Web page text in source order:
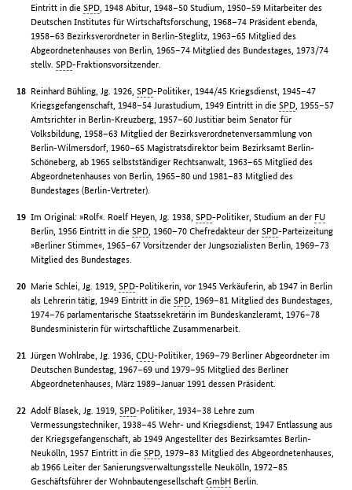
Eintritt in dieSPD , 1948 Abitur, 1948–50 Studium, 1950–59 Mitarbeiter des
Deutschen Institutes für Wirtschaftsforschung, 1968–74 Präsident ebenda,
1958–63 Bezirksverordneter in Berlin-Steglitz, 1963–65 Mitglied des
Abgeordnetenhauses von Berlin, 1965–74 Mitglied des Bundestages, 1973/74
stellv.SPD-Fraktionsvorsitzender.
Reinhard Bühling, Jg. 1926,SPD-Politiker, 1944/45 Kriegsdienst, 1945–47
Kriegsgefangenschaft, 1948–54 Jurastudium, 1949 Eintritt in dieSPD , 1955–57
Amtsrichter in Berlin-Kreuzberg, 1957–60 Justitiar beim Senator für
Volksbildung, 1958–63 Mitglied der Bezirksverordnetenversammlung von
Berlin-Wilmersdorf, 1960–65 Magistratsdirektor beim Bezirksamt Berlin-
Schöneberg, ab 1965 selbstständiger Rechtsanwalt, 1963–65 Mitglied des
Abgeordnetenhauses von Berlin, 1965–80 und 1981–83 Mitglied des
Bundestages (Berlin-Vertreter).
Im Original: »Rolf«. Roelf Heyen, Jg. 1938,SPD-Politiker, Studium an der FU
Berlin, 1956 Eintritt in dieSPD , 1960–70 Chefredakteur derSPD-Parteizeitung
»Berliner Stimme«, 1965–67 Vorsitzender der Jungsozialisten Berlin, 1969–73
Mitglied des Bundestages.
Marie Schlei, Jg. 1919,SPD-Politikerin, vor 1945 Verkäuferin, ab 1947 in Berlin
als Lehrerin tätig, 1949 Eintritt in dieSPD , 1969–81 Mitglied des Bundestages,
1974–76 parlamentarische Staatssekretärin im Bundeskanzleramt, 1976–78
Bundesministerin für wirtschaftliche Zusammenarbeit.
Jürgen Wohlrabe, Jg. 1936,CDU-Politiker, 1969–79 Berliner Abgeordneter im
Deutschen Bundestag, 1967–69 und 1979–95 Mitglied des Berliner
Abgeordnetenhauses, März 1989–Januar 1991 dessen Präsident.
Adolf Blasek, Jg. 1919,SPD-Politiker, 1934–38 Lehre zum
Vermessungstechniker, 1938–45 Wehr- und Kriegsdienst, 1947 Entlassung aus
der Kriegsgefangenschaft, ab 1949 Angestellter des Bezirksamtes Berlin-
Neukölln, 1957 Eintritt in dieSPD , 1979–83 Mitglied des Abgeordnetenhauses,
ab 1966 Leiter der Sanierungsverwaltungsstelle Neukölln, 1972–85
Geschäftsführer der WohnbautengesellschaftGmbH Berlin.